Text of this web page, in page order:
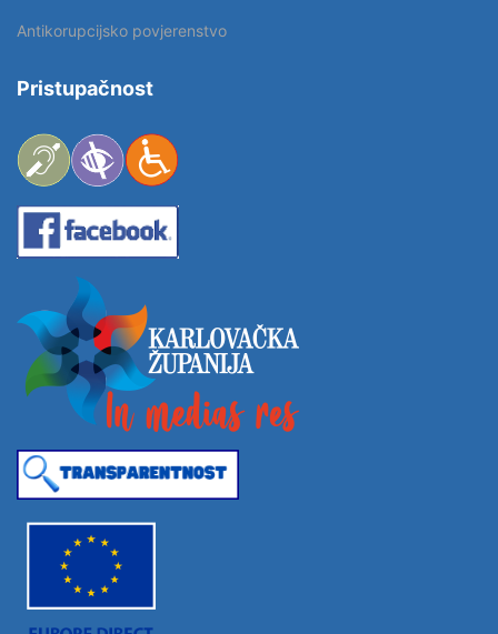
Antikorupcijsko povjerenstvo
Pristupačnost